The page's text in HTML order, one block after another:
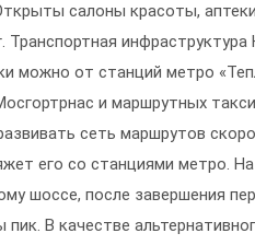
салоны красоты,
Транспортная
можно от станций метро
и маршрутных
сеть маршрутов
его со станциями метро.
шоссе, после завершения
В качестве